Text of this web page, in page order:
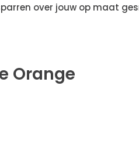
over jouw op maat
Orange